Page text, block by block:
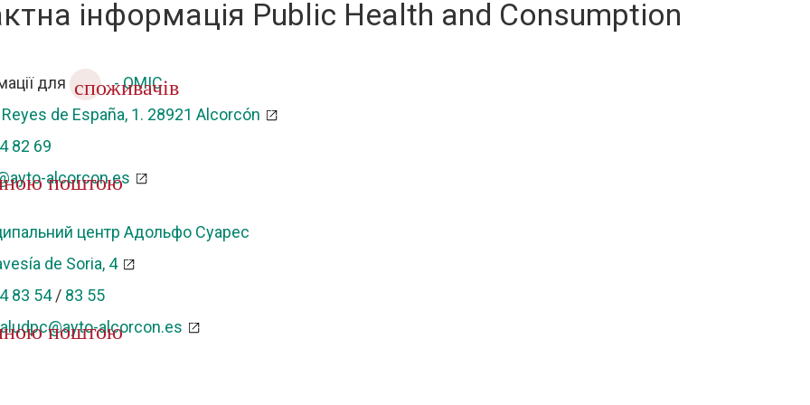
інформація Public Health and Consumption
для споживачів
- OMIC
de España, 1. 28921 Alcorcón
82 69
поштою
alcorcon.es
центр Адольфо Суарес
de Soria, 4
83 54/ 83 55
поштоюalcorcon.es